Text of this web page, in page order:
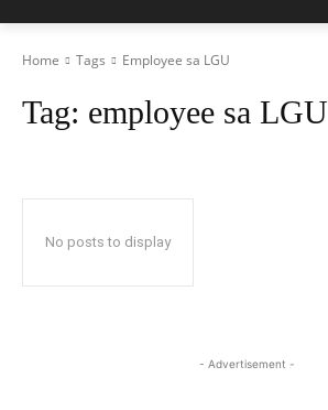
Home Tags Employee sa LGU
Tag: employee sa LGU
No posts to display
- Advertisement -